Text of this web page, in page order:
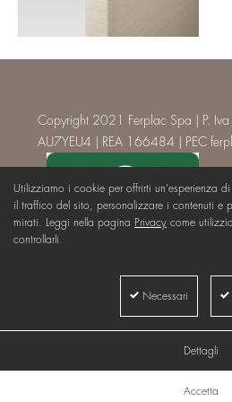
Utilizziamo i cookie per offrirti un'esperienza
il traffico del sito, personalizzare i contenuti e
mirati. Leggi nella pagina Privacy come
controllarli.
Necessari
Dettagli
Accetta
Copyright 2021 Ferplac Spa | P.
AU7YEU4 | REA 166484 | PEC